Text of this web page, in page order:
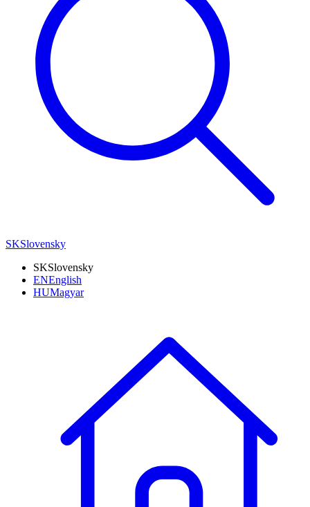
SKSlovensky
SKSlovensky
ENEnglish
HUMagyar